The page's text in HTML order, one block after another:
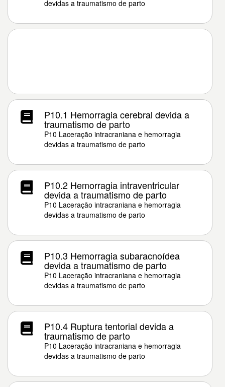
devidas a traumatismo de parto
P10.1 Hemorragia cerebral devida a
traumatismo de parto
P10 Laceração intracraniana e hemorragia
devidas a traumatismo de parto
P10.2 Hemorragia intraventricular
devida a traumatismo de parto
P10 Laceração intracraniana e hemorragia
devidas a traumatismo de parto
P10.3 Hemorragia subaracnoídea
devida a traumatismo de parto
P10 Laceração intracraniana e hemorragia
devidas a traumatismo de parto
P10.4 Ruptura tentorial devida a
traumatismo de parto
P10 Laceração intracraniana e hemorragia
devidas a traumatismo de parto